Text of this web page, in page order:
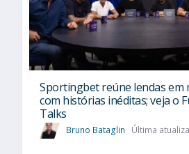
Sportingbet reúne lendas em
com histórias inéditas; veja o
Talks
Bruno Bataglin Última